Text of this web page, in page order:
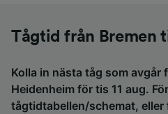
Tågtid från Bremen
Kolla in nästa tåg som avgår
Heidenheim för tis 11 aug.
tågtidtabellen/schemat, eller